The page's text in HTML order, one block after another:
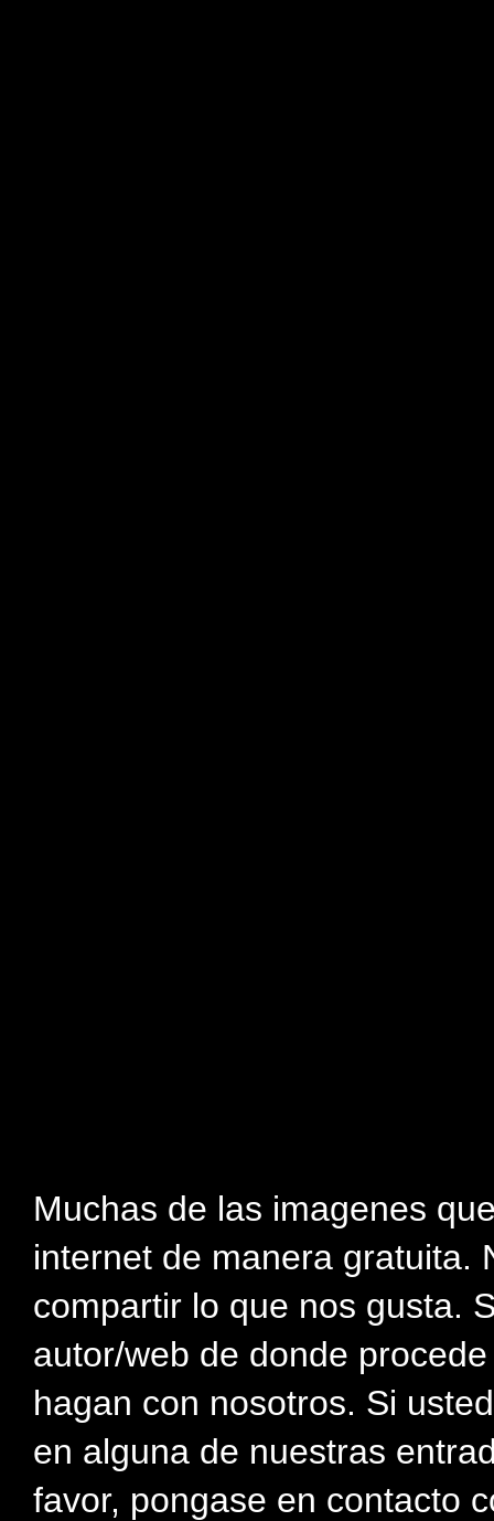
Muchas de las imagenes
internet de manera gratuita.
compartir lo que nos gusta.
autor/web de donde
hagan con nosotros. Si
en alguna de nuestras
favor, pongase en contacto